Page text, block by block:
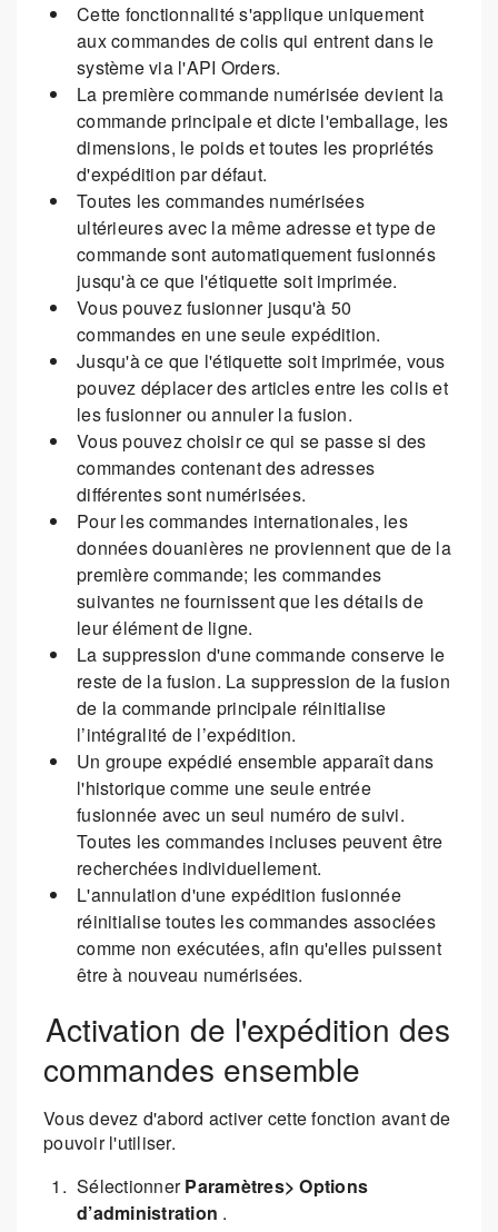
Cette fonctionnalité s'applique uniquement
aux commandes de colis qui entrent dans le
système via l'API Orders.
La première commande numérisée devient la
commande principale et dicte l'emballage, les
dimensions, le poids et toutes les propriétés
d'expédition par défaut.
Toutes les commandes numérisées
ultérieures avec la même adresse et type de
commande sont automatiquement fusionnés
jusqu'à ce que l'étiquette soit imprimée.
Vous pouvez fusionner jusqu'à 50
commandes en une seule expédition.
Jusqu'à ce que l'étiquette soit imprimée, vous
pouvez déplacer des articles entre les colis et
les fusionner ou annuler la fusion.
Vous pouvez choisir ce qui se passe si des
commandes contenant des adresses
différentes sont numérisées.
Pour les commandes internationales, les
données douanières ne proviennent que de la
première commande; les commandes
suivantes ne fournissent que les détails de
leur élément de ligne.
La suppression d'une commande conserve le
reste de la fusion. La suppression de la fusion
de la commande principale réinitialise
l’intégralité de l’expédition.
Un groupe expédié ensemble apparaît dans
l'historique comme une seule entrée
fusionnée avec un seul numéro de suivi.
Toutes les commandes incluses peuvent être
recherchées individuellement.
L'annulation d'une expédition fusionnée
réinitialise toutes les commandes associées
comme non exécutées, afin qu'elles puissent
être à nouveau numérisées.
Activation de l'expédition des
commandes ensemble
Vous devez d'abord activer cette fonction avant de
pouvoir l'utiliser.
SélectionnerParamètres> Options
d’administration .